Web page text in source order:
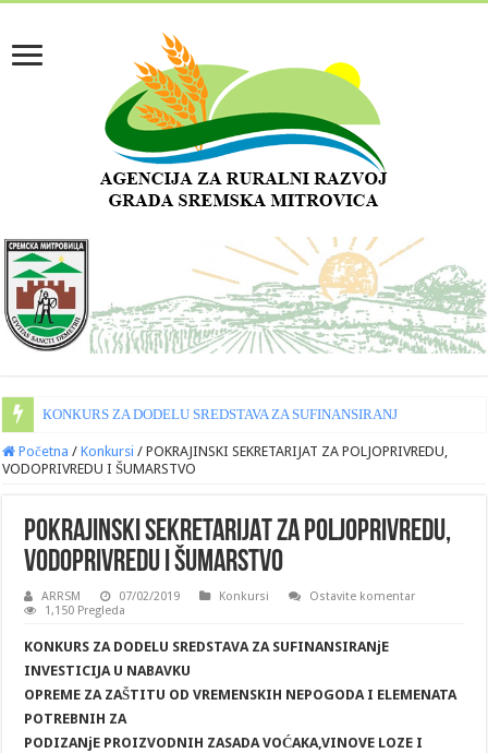
КONКURS ZA DODELU SREDSTAVA ZA SUFINANSIRANJE INVESTICIJA
Početna / Konkursi / POKRAJINSKI SEKRETARIJAT ZA POLJOPRIVREDU,
VODOPRIVREDU I ŠUMARSTVO
POKRAJINSKI SEKRETARIJAT ZA POLJOPRIVREDU,
VODOPRIVREDU I ŠUMARSTVO
ARRSM 07/02/2019 Konkursi
Ostavite komentar
1,150 Pregleda
KONKURS ZA DODELU SREDSTAVA ZA SUFINANSIRANjE
INVESTICIJA U NABAVKU
OPREME ZA ZAŠTITU OD VREMENSKIH NEPOGODA I ELEMENATA
POTREBNIH ZA
PODIZANjE PROIZVODNIH ZASADA VOĆAKA,VINOVE LOZE I